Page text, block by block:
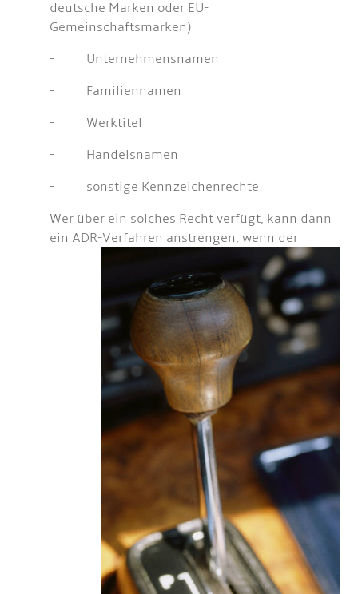
deutsche Marken oder EU-
Gemeinschaftsmarken)
- Unternehmensnamen
- Familiennamen
- Werktitel
- Handelsnamen
- sonstige Kennzeichenrechte
Wer über ein solches Recht verfügt, kann dann
ein ADR-Verfahren anstrengen, wenn der